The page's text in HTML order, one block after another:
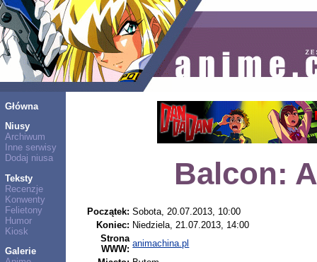
Główna
Niusy
Archiwum
Inne serwisy
Dodaj niusa
Teksty
Recenzje
Konwenty
Felietony
Humor
Kiosk
Galerie
Balcon:
Początek: Sobota, 20.07.2013, 10:00
Koniec: Niedziela, 21.07.2013, 14:00
Strona
WWW:
animachina.pl